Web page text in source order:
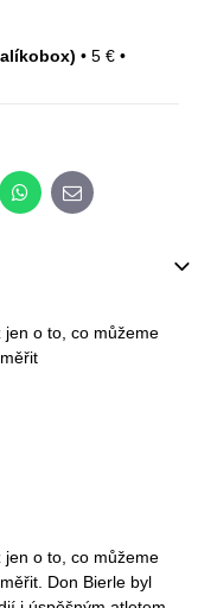
• 5 € •
WhatsApp
E-mail
jen o to, co můžeme
jen o to, co můžeme
Don Bierle byl